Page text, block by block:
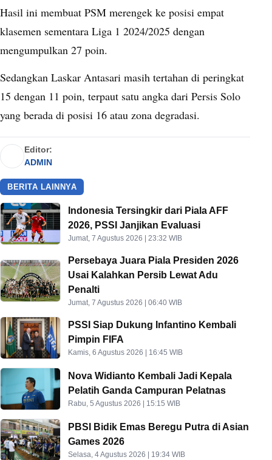
Hasil ini membuat PSM merengek ke posisi empat
klasemen sementara Liga 1 2024/2025 dengan
mengumpulkan 27 poin.
Sedangkan Laskar Antasari masih tertahan di peringkat
15 dengan 11 poin, terpaut satu angka dari Persis Solo
yang berada di posisi 16 atau zona degradasi.
Editor:
ADMIN
BERITA LAINNYA
Indonesia Tersingkir dari Piala AFF
2026, PSSI Janjikan Evaluasi
Jumat, 7 Agustus 2026 | 23:32 WIB
Persebaya Juara Piala Presiden 2026
Usai Kalahkan Persib Lewat Adu
Penalti
Jumat, 7 Agustus 2026 | 06:40 WIB
PSSI Siap Dukung Infantino Kembali
Pimpin FIFA
Kamis, 6 Agustus 2026 | 16:45 WIB
Nova Widianto Kembali Jadi Kepala
Pelatih Ganda Campuran Pelatnas
Rabu, 5 Agustus 2026 | 15:15 WIB
PBSI Bidik Emas Beregu Putra di Asian
Games 2026
Selasa, 4 Agustus 2026 | 19:34 WIB